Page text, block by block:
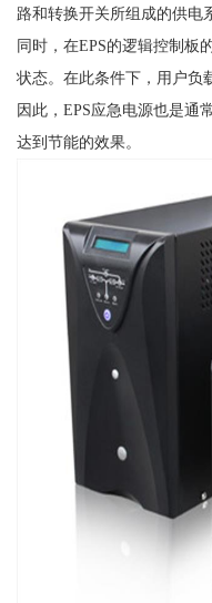
路和转换开关所组成的供电
同时，在EPS的逻辑控制板
状态。在此条件下，用户负
因此，EPS应急电源也是通
达到节能的效果。